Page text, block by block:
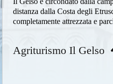
distanza dalla Costa degli
completamente attrezzata e
Agriturismo Il Gelso